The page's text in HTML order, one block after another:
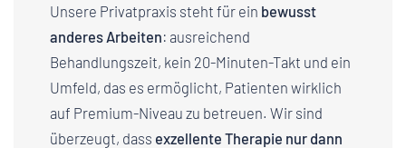
Unsere Privatpraxis steht für ein bewusst
anderes Arbeiten: ausreichend
Behandlungszeit, kein 20-Minuten-Takt und ein
Umfeld, das es ermöglicht, Patienten wirklich
auf Premium-Niveau zu betreuen. Wir sind
überzeugt, dass exzellente Therapie nur dann